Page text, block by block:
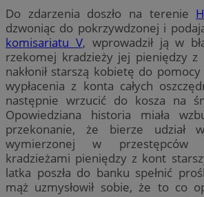
Do zdarzenia doszło na terenie
dzwoniąc do pokrzywdzonej i
komisariatu V, wprowadził ją w
rzekomej kradzieży jej pieniędzy z
nakłonił starszą kobietę do
wypłacenia z konta całych
następnie wrzucić do kosza na
Opowiedziana historia miała
przekonanie, że bierze udział
wymierzonej w przestępców
kradzieżami pieniędzy z kont
latka poszła do banku spełnić
mąż uzmysłowił sobie, że to co